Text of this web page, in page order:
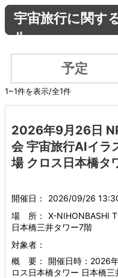
宇宙旅行に関す
ル
予定
1~1件を表示/全1件
2026年9月26日
会 宇宙旅行AIイラ
場 クロス日本橋タ
開催日：
2026/09/26
場 所：
X-NIHONBASHI
日本橋三井タワー7階
対象者：
概 要：
開催日時：2026
ロス日本橋タワー 日本橋